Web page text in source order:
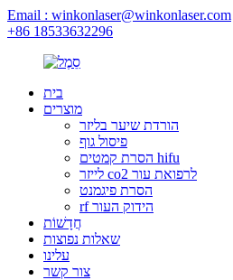
Email : winkonlaser@winkonlaser.com
+86 18533632296
בית
מוצרים
הורדת שיער בליזר
פיסול גוף
הסרת קמטים hifu
לייזר co2 לרפואת עור
הסרת פיגמנט
rf הידוק העור
חֲדָשׁוֹת
שאלות נפוצות
עלינו
צור קשר